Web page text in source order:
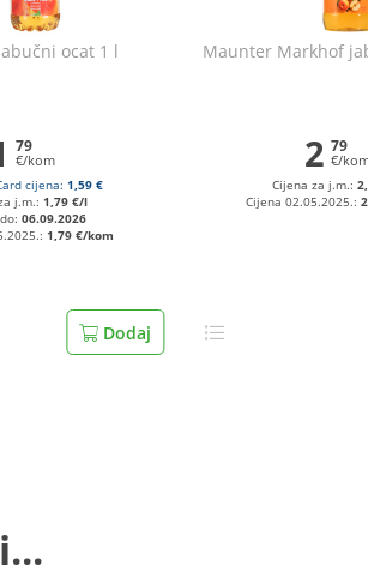
ocat 1 l
79
€/kom
cijena:1,59 €
j.m.: 1,79 €/l
06.09.2026
1,79 €/kom
Dodaj
Maunter Markhof
2 79
€/
Cijena za j.m.:
Cijena 02.05.2025.: